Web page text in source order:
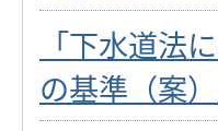
「下水道法
の基準（案